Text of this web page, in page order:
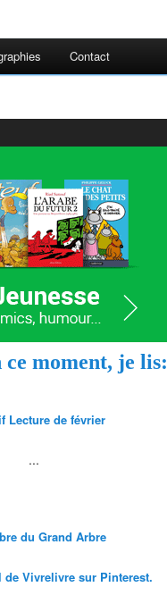
Contact
ce moment, je lis:
Lecture de février
...
du Grand Arbre
Vivrelivre sur Pinterest.